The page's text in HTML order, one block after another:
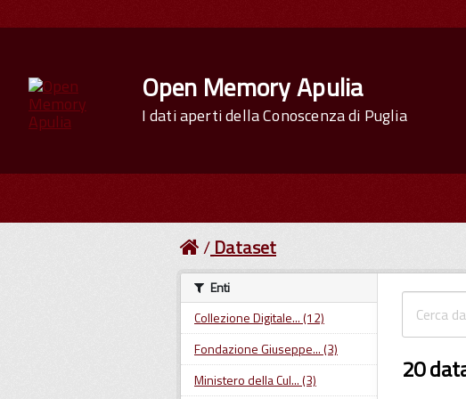
Open Memory Apulia
I dati aperti della Conoscenza di Puglia
Dataset
20
Enti
Collezione Digitale... (12)
Fondazione Giuseppe... (3)
Ministero della Cul... (3)